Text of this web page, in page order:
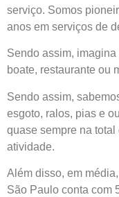
serviço. Somos
anos em serviços de
Sendo assim,
boate, restaurante ou
Sendo assim,
esgoto, ralos, pias e
quase sempre na
atividade.
Além disso, em
São Paulo conta com